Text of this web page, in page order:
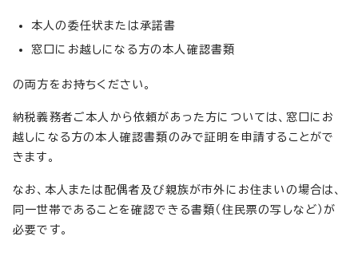
本人の委任状または承諾書
窓口にお越しになる方の本人確認書類
の両方をお持ちください。
納税義務者ご本人から依頼があった方については、窓口にお
越しになる方の本人確認書類のみで証明を申請することがで
きます。
なお、本人または配偶者及び親族が市外にお住まいの場合は、
同一世帯であることを確認できる書類（住民票の写しなど）が
必要です。